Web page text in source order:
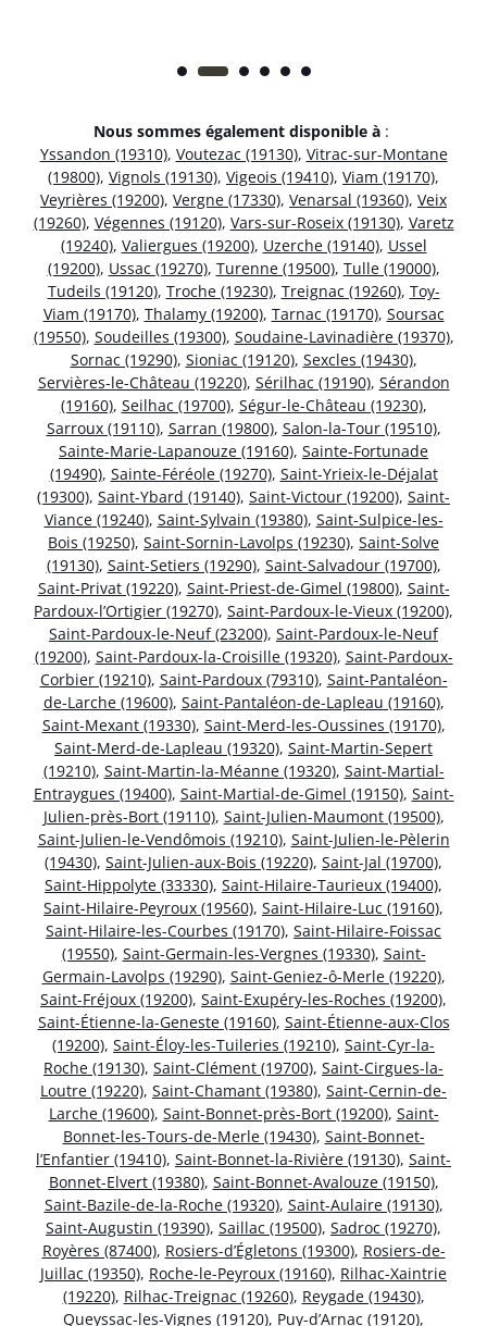
Nous sommes également disponible à :
Yssandon (19310), Voutezac (19130), Vitrac-sur-Montane
(19800), Vignols (19130), Vigeois (19410), Viam (19170),
Veyrières (19200), Vergne (17330), Venarsal (19360), Veix
(19260), Végennes (19120), Vars-sur-Roseix (19130), Varetz
(19240), Valiergues (19200), Uzerche (19140), Ussel
(19200), Ussac (19270), Turenne (19500), Tulle (19000),
Tudeils (19120), Troche (19230), Treignac (19260), Toy-
Viam (19170), Thalamy (19200), Tarnac (19170), Soursac
(19550), Soudeilles (19300), Soudaine-Lavinadière (19370),
Sornac (19290), Sioniac (19120), Sexcles (19430),
Servières-le-Château (19220), Sérilhac (19190), Sérandon
(19160), Seilhac (19700), Ségur-le-Château (19230),
Sarroux (19110), Sarran (19800), Salon-la-Tour (19510),
Sainte-Marie-Lapanouze (19160), Sainte-Fortunade
(19490), Sainte-Féréole (19270), Saint-Yrieix-le-Déjalat
(19300), Saint-Ybard (19140), Saint-Victour (19200), Saint-
Viance (19240), Saint-Sylvain (19380), Saint-Sulpice-les-
Bois (19250), Saint-Sornin-Lavolps (19230), Saint-Solve
(19130), Saint-Setiers (19290), Saint-Salvadour (19700),
Saint-Privat (19220), Saint-Priest-de-Gimel (19800), Saint-
Pardoux-l’Ortigier (19270), Saint-Pardoux-le-Vieux (19200),
Saint-Pardoux-le-Neuf (23200), Saint-Pardoux-le-Neuf
(19200), Saint-Pardoux-la-Croisille (19320), Saint-Pardoux-
Corbier (19210), Saint-Pardoux (79310), Saint-Pantaléon-
de-Larche (19600), Saint-Pantaléon-de-Lapleau (19160),
Saint-Mexant (19330), Saint-Merd-les-Oussines (19170),
Saint-Merd-de-Lapleau (19320), Saint-Martin-Sepert
(19210), Saint-Martin-la-Méanne (19320), Saint-Martial-
Entraygues (19400), Saint-Martial-de-Gimel (19150), Saint-
Julien-près-Bort (19110), Saint-Julien-Maumont (19500),
Saint-Julien-le-Vendômois (19210), Saint-Julien-le-Pèlerin
(19430), Saint-Julien-aux-Bois (19220), Saint-Jal (19700),
Saint-Hippolyte (33330), Saint-Hilaire-Taurieux (19400),
Saint-Hilaire-Peyroux (19560), Saint-Hilaire-Luc (19160),
Saint-Hilaire-les-Courbes (19170), Saint-Hilaire-Foissac
(19550), Saint-Germain-les-Vergnes (19330), Saint-
Germain-Lavolps (19290), Saint-Geniez-ô-Merle (19220),
Saint-Fréjoux (19200), Saint-Exupéry-les-Roches (19200),
Saint-Étienne-la-Geneste (19160), Saint-Étienne-aux-Clos
(19200), Saint-Éloy-les-Tuileries (19210), Saint-Cyr-la-
Roche (19130), Saint-Clément (19700), Saint-Cirgues-la-
Loutre (19220), Saint-Chamant (19380), Saint-Cernin-de-
Larche (19600), Saint-Bonnet-près-Bort (19200), Saint-
Bonnet-les-Tours-de-Merle (19430), Saint-Bonnet-
l’Enfantier (19410), Saint-Bonnet-la-Rivière (19130), Saint-
Bonnet-Elvert (19380), Saint-Bonnet-Avalouze (19150),
Saint-Bazile-de-la-Roche (19320), Saint-Aulaire (19130),
Saint-Augustin (19390), Saillac (19500), Sadroc (19270),
Royères (87400), Rosiers-d’Égletons (19300), Rosiers-de-
Juillac (19350), Roche-le-Peyroux (19160), Rilhac-Xaintrie
(19220), Rilhac-Treignac (19260), Reygade (19430),
Queyssac-les-Vignes (19120), Puy-d’Arnac (19120),